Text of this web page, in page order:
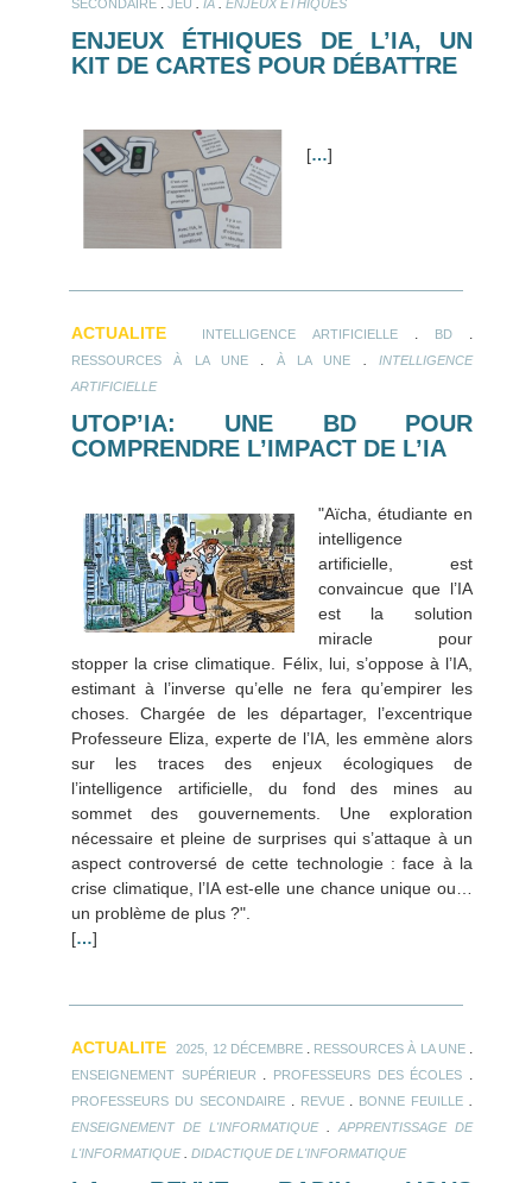
SECONDAIRE JEU IA ENJEUX ÉTHIQUES
ENJEUX ÉTHIQUES DE L’IA, UN
KIT DE CARTES POUR DÉBATTRE
[…]
ACTUALITE INTELLIGENCE ARTIFICIELLE. BD.
RESSOURCES À LA UNE À LA UNE .INTELLIGENCE
ARTIFICIELLE
UTOP’IA: UNE BD POUR
COMPRENDRE L’IMPACT DE L’IA
"Aïcha, étudiante en
intelligence
artificielle, est
convaincue que l’IA
est la solution
miracle pour
stopper la crise climatique. Félix, lui, s’oppose à l’IA,
estimant à l’inverse qu’elle ne fera qu’empirer les
choses. Chargée de les départager, l’excentrique
Professeure Eliza, experte de l’IA, les emmène alors
sur les traces des enjeux écologiques de
l’intelligence artificielle, du fond des mines au
sommet des gouvernements. Une exploration
nécessaire et pleine de surprises qui s’attaque à un
aspect controversé de cette technologie : face à la
crise climatique, l’IA est-elle une chance unique ou…
un problème de plus ?".
[…]
ACTUALITE 2025, 12 DÉCEMBRE. RESSOURCES À LA UNE.
ENSEIGNEMENT SUPÉRIEUR PROFESSEURS DES ÉCOLES
PROFESSEURS DU SECONDAIRE. REVUE. BONNE FEUILLE
ENSEIGNEMENT DE L'INFORMATIQUE. APPRENTISSAGE DE
L'INFORMATIQUE. DIDACTIQUE DE L'INFORMATIQUE